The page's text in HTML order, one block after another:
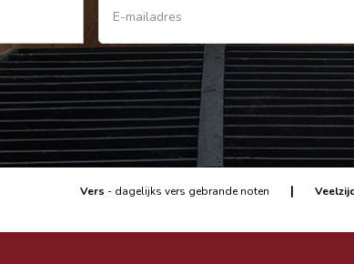
Vers - dagelijks vers gebrande noten |